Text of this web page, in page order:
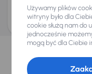
ani zagwarantowaną
Dopraváků 874/15, Čimice, 184
Twoje dane osobowe zgodnie z
osobowych
Wybieramy dla Ciebie
dla Ciebiedo
Używamy plików
witryny było dla
cookie służą nam do
jednocześnie
mogą być dla Ciebie